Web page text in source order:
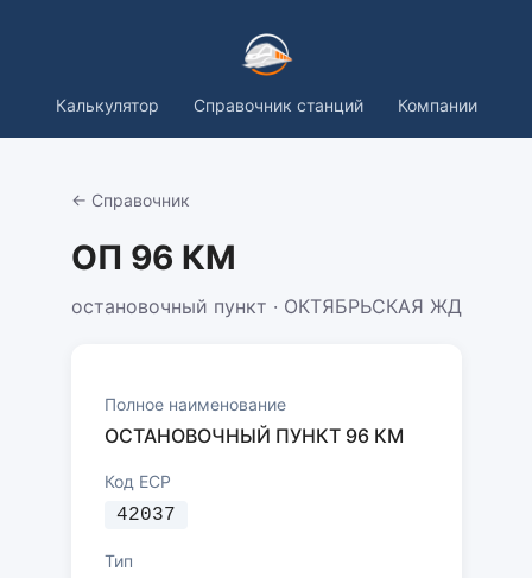
Калькулятор Справочник станций Компании
← Справочник
ОП 96 КМ
остановочный пункт · ОКТЯБРЬСКАЯ ЖД
Полное наименование
ОСТАНОВОЧНЫЙ ПУНКТ 96 КМ
Код ЕСР
42037
Тип